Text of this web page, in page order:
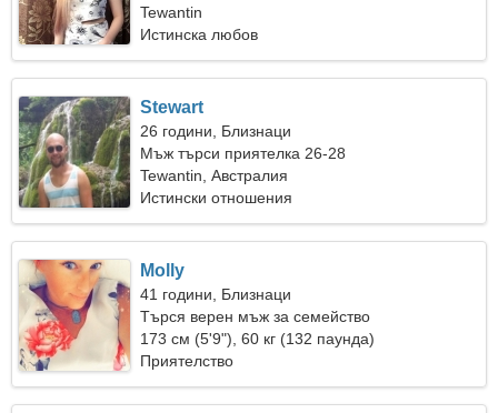
Tewantin
Истинска любов
Stewart
26 години, Близнаци
Мъж търси приятелка 26-28
Tewantin, Австралия
Истински отношения
Molly
41 години, Близнаци
Търся верен мъж за семейство
173 см (5'9"), 60 кг (132 паунда)
Приятелство